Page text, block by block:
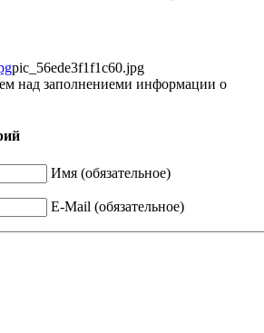
pic_56ede3f1f1c60.jpg
над заполнениеми информации о
Имя (обязательное)
E-Mail (обязательное)